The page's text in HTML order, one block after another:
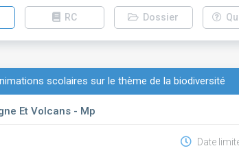
RC Dossier
scolaires sur le thème de la biodiversité
Et Volcans - Mp
Date